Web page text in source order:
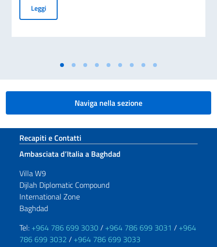
LeggiProcedura comparativa pubblica AICS “Minoranze
Naviga nella sezione
Sezione footer
Recapiti e Contatti
Ambasciata d’Italia a Baghdad
Villa W9
Dijlah Diplomatic Compound
International Zone
Baghdad
Tel: +964 786 699 3030/ +964 786 699 3031 / +964
786 699 3032 / +964 786 699 3033